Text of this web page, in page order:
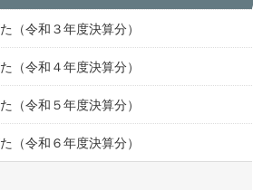
（令和３年度決算分）
（令和４年度決算分）
（令和５年度決算分）
（令和６年度決算分）